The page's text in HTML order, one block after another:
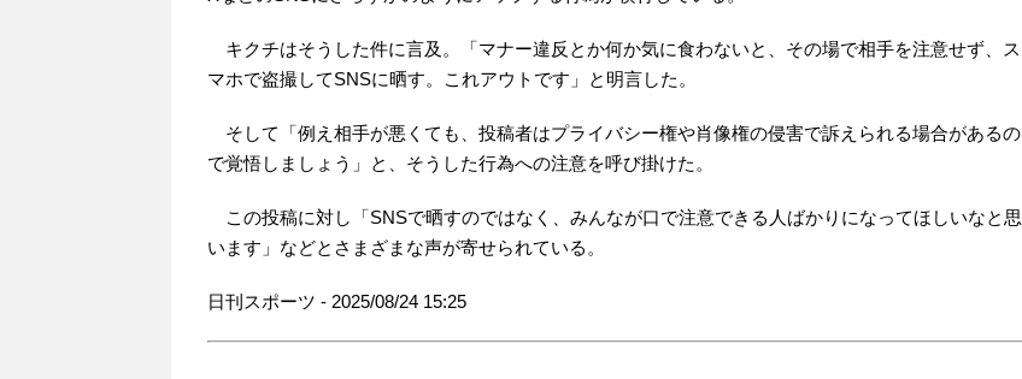
キクチはそうした件に言及。「マナー違反とか何か気に食わないと、その場で相手を注意せず、ス
マホで盗撮してSNSに晒す。これアウトです」と明言した。
そして「例え相手が悪くても、投稿者はプライバシー権や肖像権の侵害で訴えられる場合があるの
で覚悟しましょう」と、そうした行為への注意を呼び掛けた。
この投稿に対し「SNSで晒すのではなく、みんなが口で注意できる人ばかりになってほしいなと思
います」などとさまざまな声が寄せられている。
日刊スポーツ - 2025/08/24 15:25